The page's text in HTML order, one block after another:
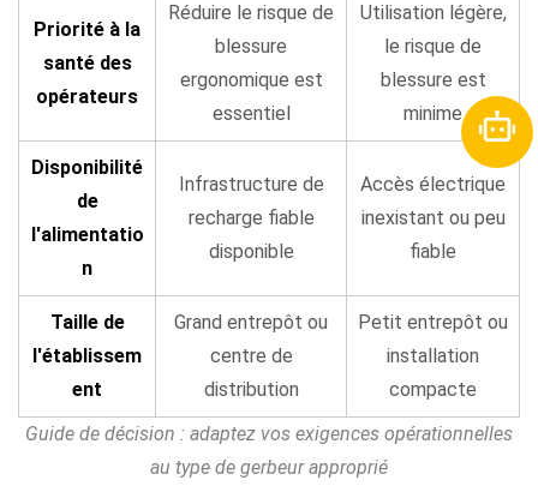
Guide de décision : adaptez vos exigences opérationnelles
au type de gerbeur approprié
Priorité à la
santé des
opérateurs
Réduire le risque de
blessure
ergonomique est
essentiel
Utilisation légère,
le risque de
blessure est
minime
Disponibilité
de
l'alimentatio
n
Infrastructure de
recharge fiable
disponible
Accès électrique
inexistant ou peu
fiable
Taille de
l'établissem
ent
Grand entrepôt ou
centre de
distribution
Petit entrepôt ou
installation
compacte